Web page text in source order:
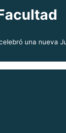
una nueva